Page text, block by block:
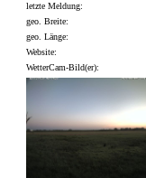
letzte Meldung:
geo. Breite:
geo. Länge:
Website:
WetterCam-Bild(er):